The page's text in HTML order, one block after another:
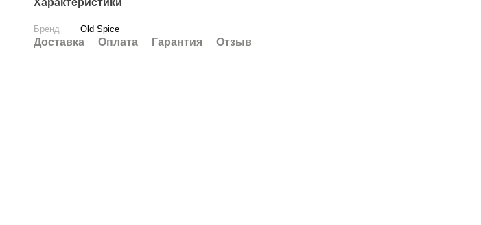
Характеристики
Бренд Old Spice
Доставка Оплата Гарантия Отзыв